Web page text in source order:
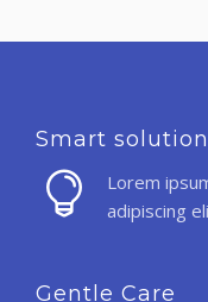
Smart
Lorem
adipiscing
Gentle Care